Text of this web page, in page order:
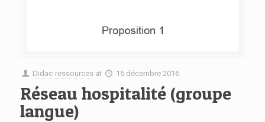
Didac-ressources at 15 décembre 2016
Réseau hospitalité (groupe
langue)